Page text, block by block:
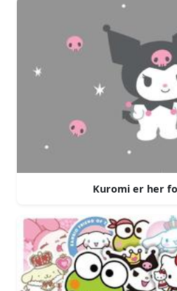
Kuromi er her